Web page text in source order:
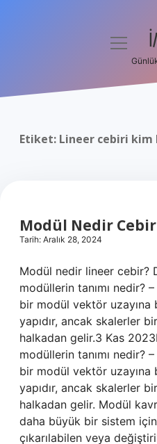
menüyü
Etiket: Lineer cebiri kim
Modül Nedir Cebir
Tarih: Aralık 28, 2024
Modül nedir lineer cebir?
modüllerin tanımı nedir?
bir modül vektör uzayına
yapıdır, ancak skalerler
halkadan gelir.3 Kas
modüllerin tanımı nedir?
bir modül vektör uzayına
yapıdır, ancak skalerler
halkadan gelir. Modül
daha büyük bir sistem
çıkarılabilen veya